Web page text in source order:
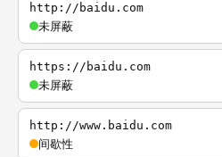
http://baidu.com
未屏蔽
https://baidu.com
未屏蔽
http://www.baidu.com
间歇性